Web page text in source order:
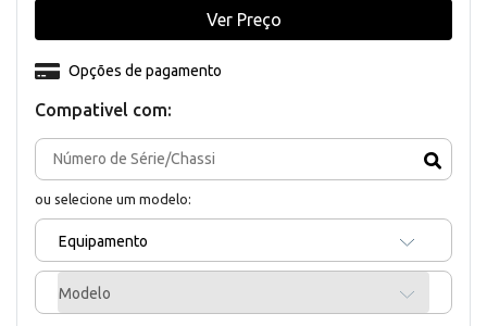
Compativel com:
ou selecione um modelo:
Equipamento
Modelo
Opções de pagamento
Ver Preço